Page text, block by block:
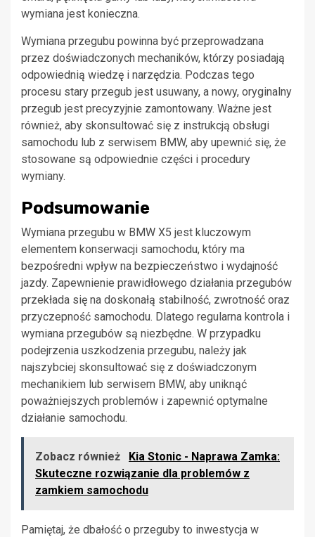
wymiana jest konieczna.
Wymiana przegubu powinna być przeprowadzana
przez doświadczonych mechaników, którzy posiadają
odpowiednią wiedzę i narzędzia. Podczas tego
procesu stary przegub jest usuwany, a nowy, oryginalny
przegub jest precyzyjnie zamontowany. Ważne jest
również, aby skonsultować się z instrukcją obsługi
samochodu lub z serwisem BMW, aby upewnić się, że
stosowane są odpowiednie części i procedury
wymiany.
Podsumowanie
Wymiana przegubu w BMW X5 jest kluczowym
elementem konserwacji samochodu, który ma
bezpośredni wpływ na bezpieczeństwo i wydajność
jazdy. Zapewnienie prawidłowego działania przegubów
przekłada się na doskonałą stabilność, zwrotność oraz
przyczepność samochodu. Dlatego regularna kontrola i
wymiana przegubów są niezbędne. W przypadku
podejrzenia uszkodzenia przegubu, należy jak
najszybciej skonsultować się z doświadczonym
mechanikiem lub serwisem BMW, aby uniknąć
poważniejszych problemów i zapewnić optymalne
działanie samochodu.
Zobacz również
Kia Stonic - Naprawa Zamka:
Skuteczne rozwiązanie dla problemów z
zamkiem samochodu
Pamiętaj, że dbałość o przeguby to inwestycja w